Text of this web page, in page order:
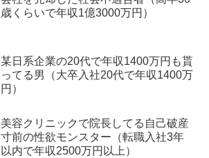
歳くらいで年収1億3000万円）
某日系企業の20代で年収1400万円も貰
ってる男（大卒入社20代で年収1400万
円）
美容クリニックで院長してる自己破産
寸前の性欲モンスター（転職入社3年
以内で年収2500万円以上）